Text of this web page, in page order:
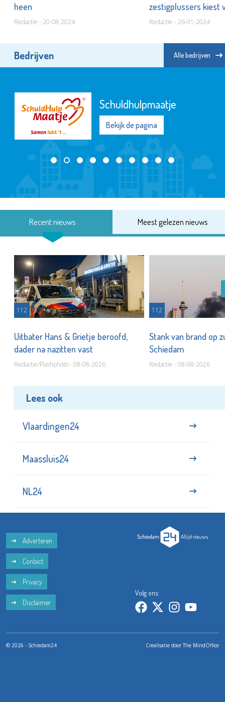
heen
Redactie - 20-08-2024
zestigplussers kiest
Redactie - 26-01-2024
Bedrijven Alle bedrijven
Schuldhulpmaatje
Bekijk de pagina
Recent nieuws Meest gelezen nieuws
112
Uitbater Hans & Grietje beroofd,
dader na nazitten vast
Redactie/Flashphoto - 08-08-2026
112
Stank van brand op
Schiedam
Redactie - 08-08-2026
Lees ook
Vlaardingen24
Maassluis24
NL24
Adverteren
Contact
Privacy
Disclaimer
Volg ons:
© 2026 - Schiedam24 Crealisatie doorThe MindOffice